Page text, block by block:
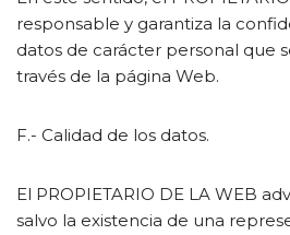
responsable y garantiza la
datos de carácter personal que
través de la página Web.
F.- Calidad de los datos.
El PROPIETARIO DE LA WEB
salvo la existencia de una